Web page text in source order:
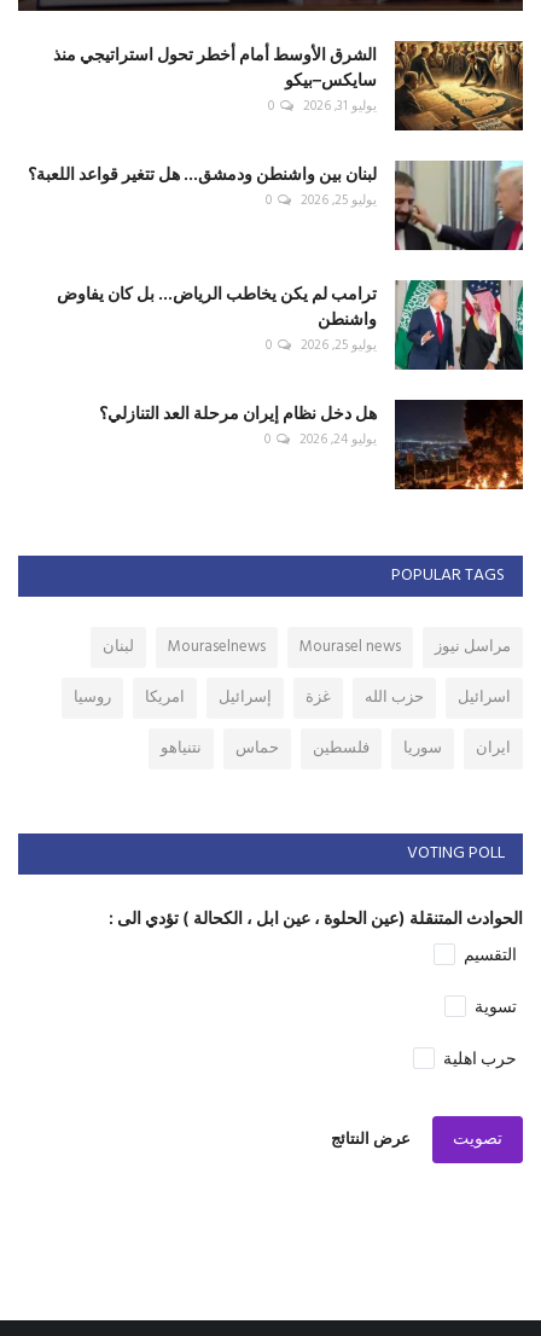
الشرق الأوسط أمام أخطر تحول استراتيجي منذ
سايكس–بيكو
يوليو 31, 2026 0
لبنان بين واشنطن ودمشق... هل تتغير قواعد اللعبة؟
يوليو 25, 2026 0
ترامب لم يكن يخاطب الرياض... بل كان يفاوض
واشنطن
يوليو 25, 2026 0
هل دخل نظام إيران مرحلة العد التنازلي؟
يوليو 24, 2026 0
POPULAR TAGS
مراسل نيوز Mourasel news
Mouraselnews
لبنان
اسرائيل
حزب الله غزة إسرائيل امريكا
روسيا
ايران
سوريا فلسطين حماس نتنياهو
VOTING POLL
الحوادث المتنقلة (عين الحلوة ، عين ابل ، الكحالة ) تؤدي الى :
التقسيم
تسوية
حرب اهلية
تصويت عرض النتائج